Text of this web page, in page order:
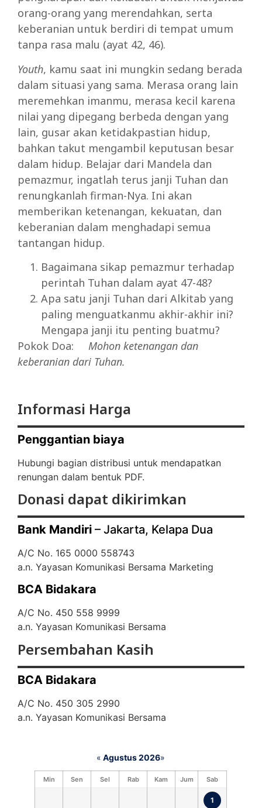
orang-orang yang merendahkan, serta
keberanian untuk berdiri di tempat umum
tanpa rasa malu (ayat 42, 46).
Youth, kamu saat ini mungkin sedang berada
dalam situasi yang sama. Merasa orang lain
meremehkan imanmu, merasa kecil karena
nilai yang dipegang berbeda dengan yang
lain, gusar akan ketidakpastian hidup,
bahkan takut mengambil keputusan besar
dalam hidup. Belajar dari Mandela dan
pemazmur, ingatlah terus janji Tuhan dan
renungkanlah firman-Nya. Ini akan
memberikan ketenangan, kekuatan, dan
keberanian dalam menghadapi semua
tantangan hidup.
Bagaimana sikap pemazmur terhadap
perintah Tuhan dalam ayat 47-48?
Apa satu janji Tuhan dari Alkitab yang
paling menguatkanmu akhir-akhir ini?
Mengapa janji itu penting buatmu?
Pokok Doa: Mohon ketenangan dan
keberanian dari Tuhan.
Informasi Harga
Penggantian biaya
Hubungi bagian distribusi untuk mendapatkan
renungan dalam bentuk PDF.
Donasi dapat dikirimkan
Bank Mandiri – Jakarta, Kelapa Dua
A/C No. 165 0000 558743
a.n. Yayasan Komunikasi Bersama Marketing
BCA Bidakara
A/C No. 450 558 9999
a.n. Yayasan Komunikasi Bersama
Persembahan Kasih
BCA Bidakara
A/C No. 450 305 2990
a.n. Yayasan Komunikasi Bersama
« Agustus 2026»
Min Sen Sel Rab Kam Jum Sab
1